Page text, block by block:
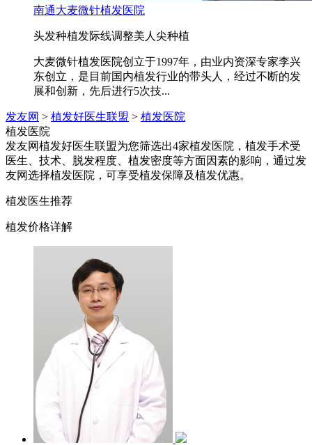
南通大麦微针植发医院
头发种植发际线调整美人尖种植
大麦微针植发医院创立于1997年，由业内资深专家李兴
东创立，是目前国内植发行业的带头人，经过不断的发
展和创新，先后进行5次技...
发友网 > 植发好医生联盟 > 植发医院
植发医院
发友网植发好医生联盟为您筛选出4家植发医院，植发手术受
医生、技术、脱发程度、植发密度等方面因素的影响，通过发
友网选择植发医院，可享受植发保障及植发优惠。
植发医生推荐
植发价格详解